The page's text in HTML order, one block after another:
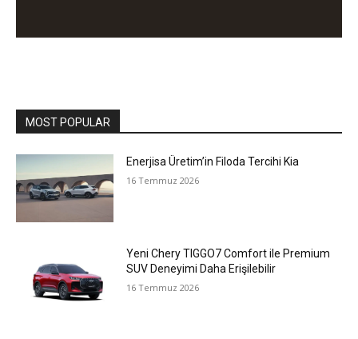
MOST POPULAR
Enerjisa Üretim’in Filoda Tercihi Kia
16 Temmuz 2026
Yeni Chery TIGGO7 Comfort ile Premium
SUV Deneyimi Daha Erişilebilir
16 Temmuz 2026